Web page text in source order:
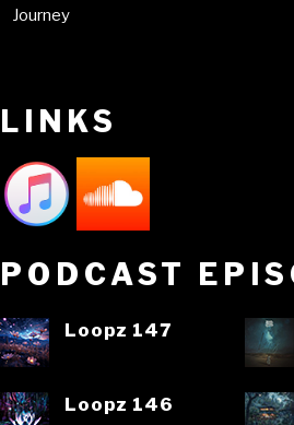
Journey
LINKS
PODCAST
Loopz 147
Loopz 146